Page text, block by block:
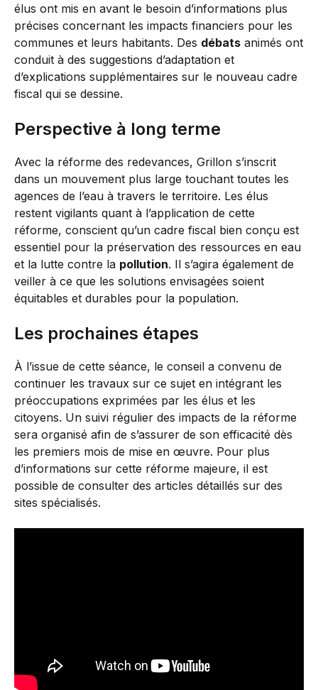
élus ont mis en avant le besoin d’informations plus
précises concernant les impacts financiers pour les
communes et leurs habitants. Des débats animés ont
conduit à des suggestions d’adaptation et
d’explications supplémentaires sur le nouveau cadre
fiscal qui se dessine.
Perspective à long terme
Avec la réforme des redevances, Grillon s’inscrit
dans un mouvement plus large touchant toutes les
agences de l’eau à travers le territoire. Les élus
restent vigilants quant à l’application de cette
réforme, conscient qu’un cadre fiscal bien conçu est
essentiel pour la préservation des ressources en eau
et la lutte contre la pollution. Il s’agira également de
veiller à ce que les solutions envisagées soient
équitables et durables pour la population.
Les prochaines étapes
À l’issue de cette séance, le conseil a convenu de
continuer les travaux sur ce sujet en intégrant les
préoccupations exprimées par les élus et les
citoyens. Un suivi régulier des impacts de la réforme
sera organisé afin de s’assurer de son efficacité dès
les premiers mois de mise en œuvre. Pour plus
d’informations sur cette réforme majeure, il est
possible de consulter des articles détaillés sur des
sites spécialisés.